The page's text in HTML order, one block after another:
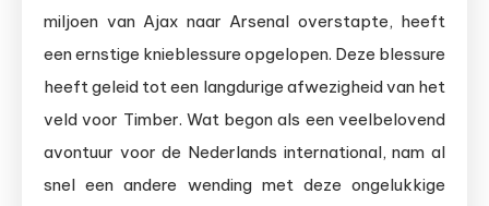
miljoen van Ajax naar Arsenal overstapte, heeft
een ernstige knieblessure opgelopen. Deze blessure
heeft geleid tot een langdurige afwezigheid van het
veld voor Timber. Wat begon als een veelbelovend
avontuur voor de Nederlands international, nam al
snel een andere wending met deze ongelukkige